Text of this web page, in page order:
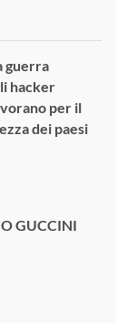
guerra
hacker
per il
dei paesi
GUCCINI